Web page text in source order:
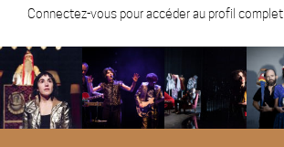
Connectez-vous pour accéder au profil complet